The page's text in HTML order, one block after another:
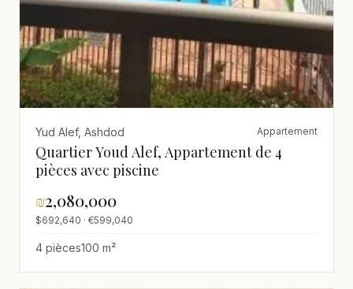
Yud Alef, Ashdod Appartement
Quartier Youd Alef, Appartement de 4
pièces avec piscine
₪2,080,000
$692,640 · €599,040
4 pièces100 m²